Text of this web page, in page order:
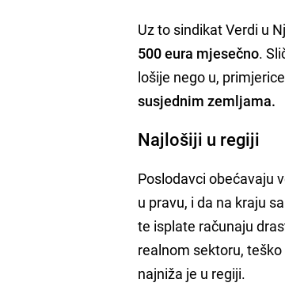
Uz to sindikat Verdi u
500 eura mjesečno.
lošije nego u,
susjednim zemljama.
Najlošiji u regiji
Poslodavci obećavaju
u pravu, i da na kraju
te isplate računaju
realnom sektoru,
najniža je u regiji.